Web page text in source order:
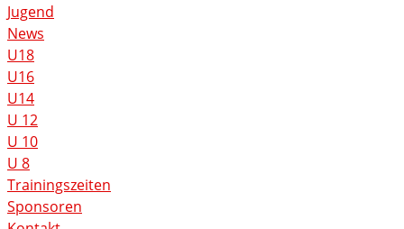
Jugend
News
U18
U16
U14
U 12
U 10
U 8
Trainingszeiten
Sponsoren